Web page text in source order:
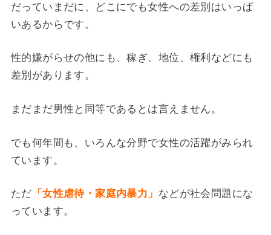
だっていまだに、どこにでも女性への差別はいっぱ
いあるからです。
性的嫌がらせの他にも、稼ぎ、地位、権利などにも
差別があります。
まだまだ男性と同等であるとは言えません。
でも何年間も、いろんな分野で女性の活躍がみられ
ています。
ただ 「女性虐待・家庭内暴力」 などが社会問題にな
っています。